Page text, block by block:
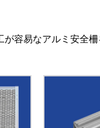
が容易なアルミ安全